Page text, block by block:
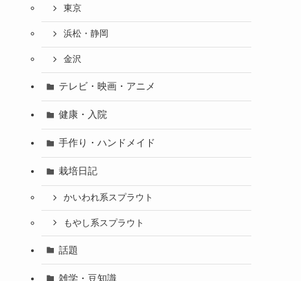
東京
浜松・静岡
金沢
テレビ・映画・アニメ
健康・入院
手作り・ハンドメイド
栽培日記
かいわれ系スプラウト
もやし系スプラウト
話題
雑学・豆知識